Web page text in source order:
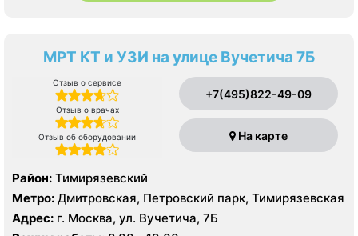
МРТ КТ и УЗИ на улице Вучетича 7Б
Отзыв о сервисе
Отзыв о врачах
Отзыв об оборудовании
+7(495)822-49-09
На карте
Район: Тимирязевский
Метро: Дмитровская, Петровский парк, Тимирязевская
Адрес: г. Москва, ул. Вучетича, 7Б